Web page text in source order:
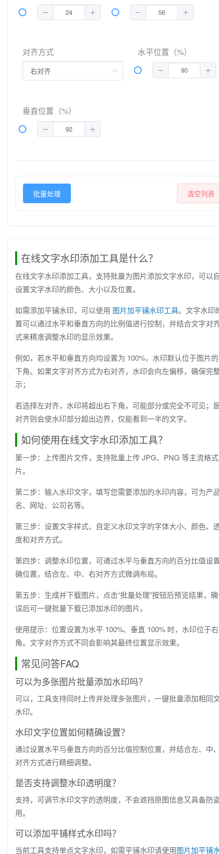
对齐方式 水平位置（%）
垂直位置（%）
批量处理 清空列表
在线文字水印添加工具是什么？
在线文字水印添加工具，支持批量为图片添加文字水印，可以
设置文字水印的颜色、大小以及位置。
如需添加平铺水印，可以使用 图片加平铺水印工具。文字水印
置可以通过水平和垂直方向的比例值进行控制，并结合文字对
式来精准调整水印的显示效果。
例如，若水平和垂直方向均设置为 100%，水印默认位于图片
下角。如果文字对齐方式为右对齐，水印会向左偏移，确保完
示；
若选择左对齐，水印将超出右下角，可能部分或完全不可见；
对齐则会使水印部分超出边界，仅能看到一半的文字。
如何使用在线文字水印添加工具？
第一步：上传图片文件，支持批量上传 JPG、PNG 等主流格
片。
第二步：输入水印文字，填写您需要添加的水印内容，可为产
名、网址、公司名等。
第三步：设置文字样式，自定义水印文字的字体大小、颜色、
度和对齐方式。
第四步：调整水印位置，可通过水平与垂直方向的百分比值设
确位置，结合左、中、右对齐方式微调布局。
第五步：生成并下载图片，点击“批量处理”按钮后预览结果，
误后可一键批量下载已添加水印的图片。
使用提示：位置设置为水平 100%、垂直 100% 时，水印位于
角。文字对齐方式不同会影响其最终位置显示效果。
常见问答FAQ
可以为多张图片批量添加水印吗？
可以，工具支持同时上传并处理多张图片，一键批量添加相同
水印。
水印文字位置如何精确设置？
通过设置水平与垂直方向的百分比值控制位置，并结合左、中
对齐方式进行精细调整。
是否支持调整水印透明度？
支持，可调节水印文字的透明度，不会遮挡原图信息又具备防
用。
可以添加平铺样式水印吗？
当前工具支持单点文字水印，如需平铺水印请使用图片加平铺